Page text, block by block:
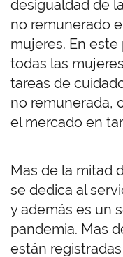
desigualdad de
no remunerado
mujeres. En
todas las
tareas de
no remunerada,
el mercado en
Mas de la mitad
se dedica al
y además es un
pandemia. Mas
están